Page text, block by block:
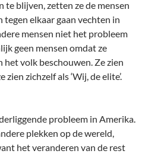
blijven, zetten ze de mensen
tegen elkaar gaan vechten in
mensen niet het probleem
geen mensen omdat ze
het volk beschouwen. Ze zien
zichzelf als ‘Wij, de elite’.
probleem in Amerika.
plekken op de wereld,
het veranderen van de rest